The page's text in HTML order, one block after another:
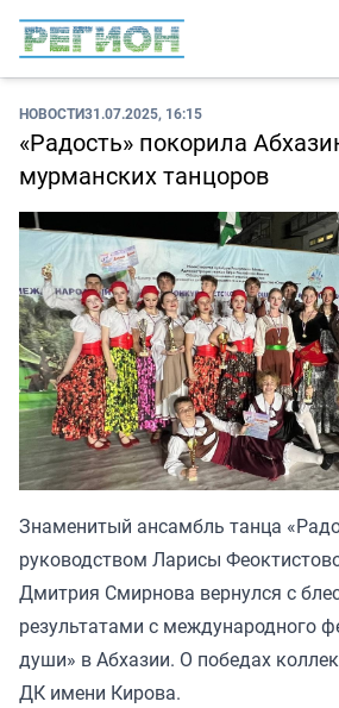
НОВОСТИ31.07.2025, 16:15
«Радость» покорила
мурманских танцоров
Знаменитый ансамбль танца
руководством Ларисы
Дмитрия Смирнова вернулся с
результатами с международного
души» в Абхазии. О победах
ДК имени Кирова.